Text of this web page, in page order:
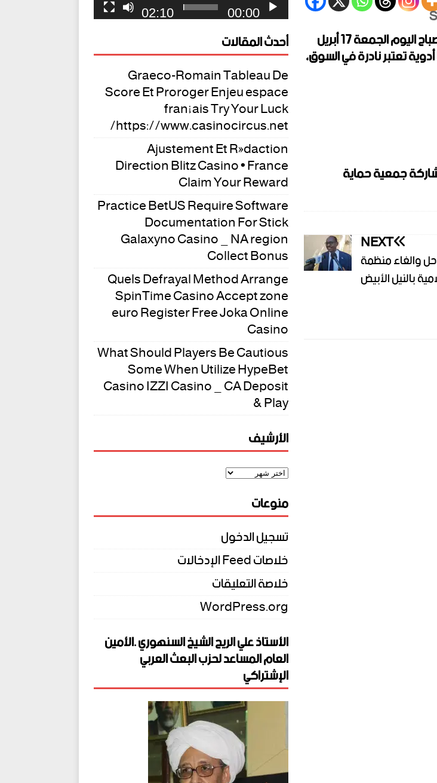
تمكنت مباحث التموين ولجان مقاومة حي النصر بشرق النيل صباح اليوم الجمعة 17 أبريل
تعتبر نادرة في السوق،
جمعية حماية
NEXT
والغاء منظمة
بالنيل الأبيض
00:00
02:10
أحدث المقالات
Graeco-Romain Tableau De
Score Et Proroger Enjeu espace
français Try Your Luck
https://www.casinocircus.net/
Ajustement Et Rédaction
Direction Blitz Casino • France
Claim Your Reward
Practice BetUS Require Software
Documentation For Stick
Galaxyno Casino _ NA region
Collect Bonus
Quels Defrayal Method Arrange
SpinTime Casino Accept zone
euro Register Free Joka Online
Casino
What Should Players Be Cautious
Some When Utilize HypeBet
Casino IZZI Casino _ CA Deposit
& Play
الأرشيف
منوعات
تسجيل الدخول
خلاصات Feed الإدخالات
خلاصة التعليقات
WordPress.org
الأستاذ علي الريح الشيخ السنهوري .الأمين
العام المساعد لحزب البعث العربي
الإشتراكي